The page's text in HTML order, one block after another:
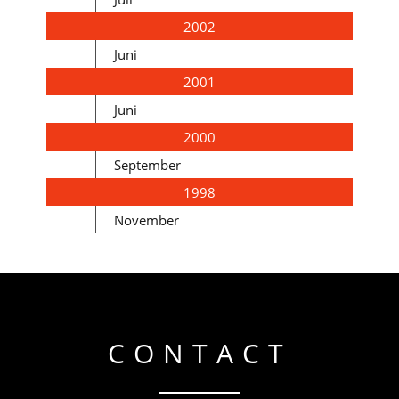
2002
Juni
2001
Juni
2000
September
1998
November
CONTACT